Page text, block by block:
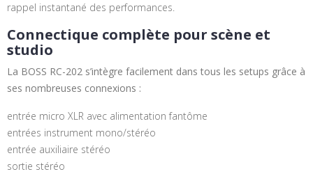
rappel instantané des performances.
Connectique complète pour scène et
studio
La BOSS RC-202 s’intègre facilement dans tous les setups grâce à
ses nombreuses connexions :
entrée micro XLR avec alimentation fantôme
entrées instrument mono/stéréo
entrée auxiliaire stéréo
sortie stéréo